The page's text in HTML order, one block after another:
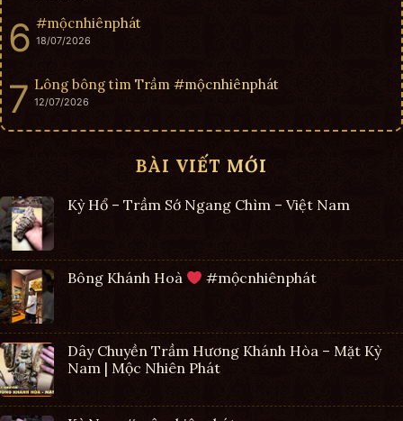
#mộcnhiênphát
18/07/2026
Lông bông tìm Trầm #mộcnhiênphát
12/07/2026
BÀI VIẾT MỚI
Kỳ Hổ – Trầm Sớ Ngang Chìm – Việt Nam
Bông Khánh Hoà #mộcnhiênphát
Dây Chuyền Trầm Hương Khánh Hòa – Mặt Kỳ
Nam | Mộc Nhiên Phát